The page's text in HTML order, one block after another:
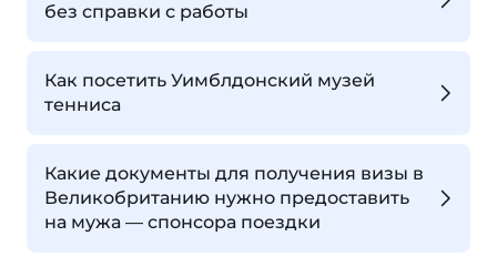
без справки с работы
Как посетить Уимблдонский музей
тенниса
Какие документы для получения визы в
Великобританию нужно предоставить
на мужа — спонсора поездки